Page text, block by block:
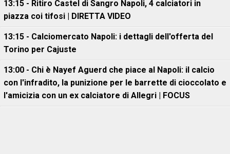
13:15 - Ritiro Castel di Sangro Napoli, 4 calciatori in
piazza coi tifosi | DIRETTA VIDEO
13:15 - Calciomercato Napoli: i dettagli dell'offerta del
Torino per Cajuste
13:00 - Chi è Nayef Aguerd che piace al Napoli: il calcio
con l'infradito, la punizione per le barrette di cioccolato e
l'amicizia con un ex calciatore di Allegri | FOCUS